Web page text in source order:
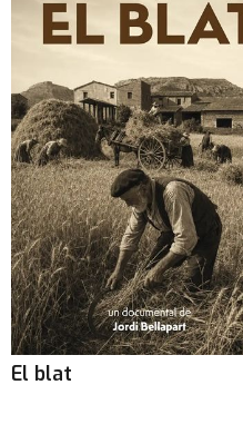
El blat